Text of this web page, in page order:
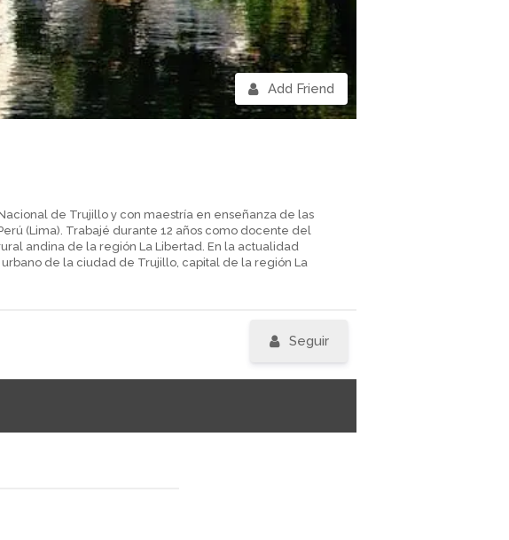
Add Friend
de Trujillo y con maestría en enseñanza de las
(Lima). Trabajé durante 12 años como docente del
andina de la región La Libertad. En la actualidad
de la ciudad de Trujillo, capital de la región La
Seguir